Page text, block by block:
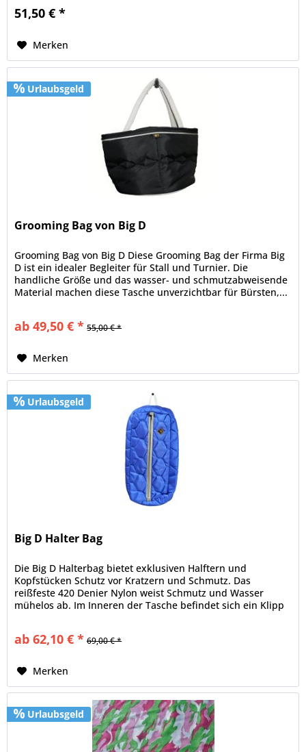
51,50 € *
Merken
Urlaubsgeld
Grooming Bag von Big D
Grooming Bag von Big D Diese Grooming Bag der Firma Big
D ist ein idealer Begleiter für Stall und Turnier. Die
handliche Größe und das wasser- und schmutzabweisende
Material machen diese Tasche unverzichtbar für Bürsten,...
ab 49,50 € * 55,00 € *
Merken
Urlaubsgeld
Big D Halter Bag
Die Big D Halterbag bietet exklusiven Halftern und
Kopfstücken Schutz vor Kratzern und Schmutz. Das
reißfeste 420 Denier Nylon weist Schmutz und Wasser
mühelos ab. Im Inneren der Tasche befindet sich ein Klipp
ab 62,10 € * 69,00 € *
Merken
Urlaubsgeld